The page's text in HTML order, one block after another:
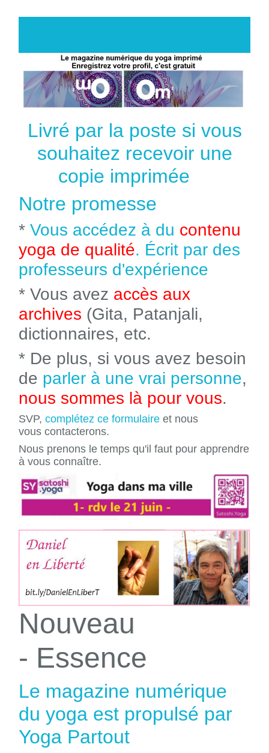
Livré par la poste si vous
souhaitez recevoir une
copie imprimée
Notre promesse
* Vous accédez à du contenu
yoga de qualité. Écrit par des
professeurs d'expérience
* Vous avez accès aux
archives (Gita, Patanjali,
dictionnaires, etc.
* De plus, si vous avez besoin
de parler à une vrai personne,
nous sommes là pour vous.
SVP, complétez ce formulaire et nous
vous contacterons.
Nous prenons le temps qu'il faut pour apprendre
à vous connaître.
Nouveau
- Essence
Le magazine numérique
du yoga est propulsé par
Yoga Partout